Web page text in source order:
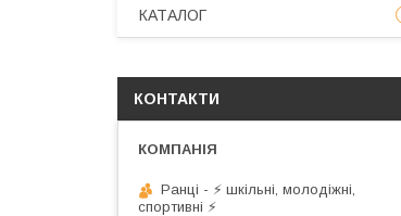
КАТАЛОГ
КОНТАКТИ
Ранці - ⚡ шкільні, молодіжні,
спортивні ⚡